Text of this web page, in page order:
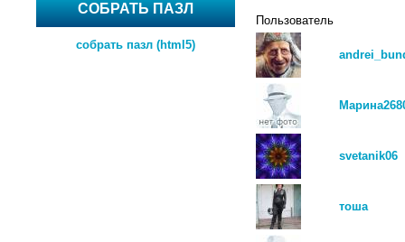
СОБРАТЬ ПАЗЛ
собрать пазл (html5)
Пользователь
svetanik06
тоша